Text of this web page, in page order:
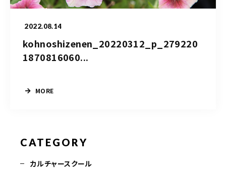
2022.08.14
kohnoshizenen_20220312_p_279220
1870816060...
MORE
CATEGORY
カルチャースクール
営業時間 10：00～16：00
お問い合わせはこちら